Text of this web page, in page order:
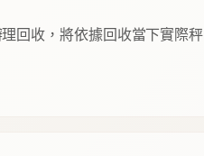
回收，將依據回收當下實際秤